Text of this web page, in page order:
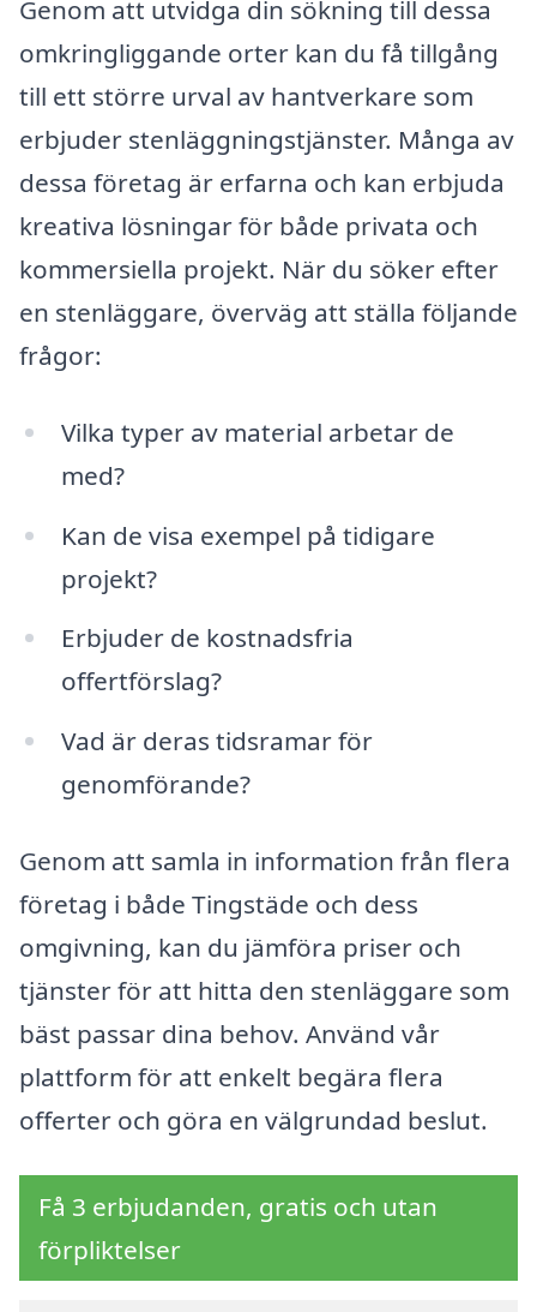
Genom att utvidga din sökning till dessa
omkringliggande orter kan du få tillgång
till ett större urval av hantverkare som
erbjuder stenläggningstjänster. Många av
dessa företag är erfarna och kan erbjuda
kreativa lösningar för både privata och
kommersiella projekt. När du söker efter
en stenläggare, överväg att ställa följande
frågor:
Vilka typer av material arbetar de
med?
Kan de visa exempel på tidigare
projekt?
Erbjuder de kostnadsfria
offertförslag?
Vad är deras tidsramar för
genomförande?
Genom att samla in information från flera
företag i både Tingstäde och dess
omgivning, kan du jämföra priser och
tjänster för att hitta den stenläggare som
bäst passar dina behov. Använd vår
plattform för att enkelt begära flera
offerter och göra en välgrundad beslut.
Få 3 erbjudanden, gratis och utan
förpliktelser